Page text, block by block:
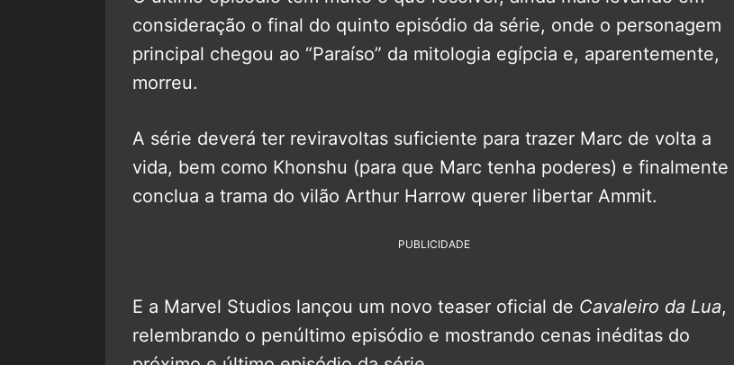
consideração o final do quinto episódio da série, onde o personagem
principal chegou ao “Paraíso” da mitologia egípcia e, aparentemente,
morreu.
A série deverá ter reviravoltas suficiente para trazer Marc de volta a
vida, bem como Khonshu (para que Marc tenha poderes) e finalmente
conclua a trama do vilão Arthur Harrow querer libertar Ammit.
PUBLICIDADE
E a Marvel Studios lançou um novo teaser oficial de Cavaleiro da Lua,
relembrando o penúltimo episódio e mostrando cenas inéditas do